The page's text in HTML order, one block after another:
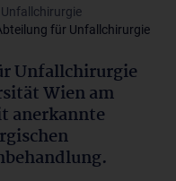
für Unfallchirurgie
Unfallchirurgie
Wien am
anerkannte